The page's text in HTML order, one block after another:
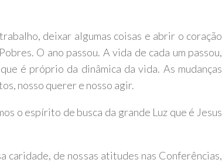
deixar algumas coisas e abrir o coração
O ano passou. A vida de cada um passou,
é próprio da dinâmica da vida. As mudanças
nosso querer e nosso agir.
o espírito de busca da grande Luz que é Jesus
caridade, de nossas atitudes nas Conferências,